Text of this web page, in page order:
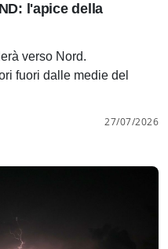
l'apice della
verso Nord.
fuori dalle medie del
27/07/2026